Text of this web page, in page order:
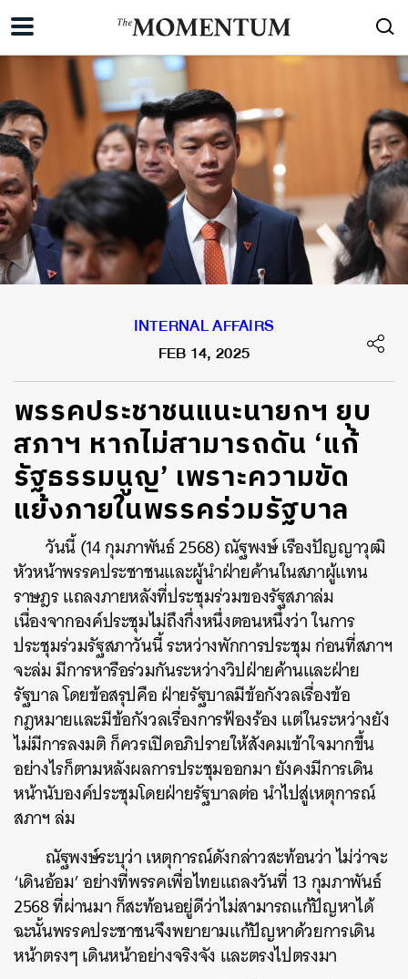
INTERNAL AFFAIRS
FEB 14, 2025
พรรคประชาชนแนะนายกฯ ยุบ
สภาฯ หากไม่สามารถดัน ‘แก้
รัฐธรรมนูญ’ เพราะความขัด
แย้งภายในพรรคร่วมรัฐบาล
วันนี้ (14 กุมภาพันธ์ 2568) ณัฐพงษ์ เรืองปัญญาวุฒิ
หัวหน้าพรรคประชาชนและผู้นำฝ่ายค้านในสภาผู้แทน
ราษฎร แถลงภายหลังที่ประชุมร่วมของรัฐสภาล่ม
เนื่องจากองค์ประชุมไม่ถึงกึ่งหนึ่งตอนหนึ่งว่า ในการ
ประชุมร่วมรัฐสภาวันนี้ ระหว่างพักการประชุม ก่อนที่สภาฯ
จะล่ม มีการหารือร่วมกันระหว่างวิปฝ่ายค้านและฝ่าย
รัฐบาล โดยข้อสรุปคือ ฝ่ายรัฐบาลมีข้อกังวลเรื่องข้อ
กฎหมายและมีข้อกังวลเรื่องการฟ้องร้อง แต่ในระหว่างยัง
ไม่มีการลงมติ ก็ควรเปิดอภิปรายให้สังคมเข้าใจมากขึ้น
อย่างไรก็ตามหลังผลการประชุมออกมา ยังคงมีการเดิน
หน้านับองค์ประชุมโดยฝ่ายรัฐบาลต่อ นำไปสู่เหตุการณ์
สภาฯ ล่ม
ณัฐพงษ์ระบุว่า เหตุการณ์ดังกล่าวสะท้อนว่า ไม่ว่าจะ
‘เดินอ้อม’ อย่างที่พรรคเพื่อไทยแถลงวันที่ 13 กุมภาพันธ์
2568 ที่ผ่านมา ก็สะท้อนอยู่ดีว่าไม่สามารถแก้ปัญหาได้
ฉะนั้นพรรคประชาชนจึงพยายามแก้ปัญหาด้วยการเดิน
หน้าตรงๆ เดินหน้าอย่างจริงจัง และตรงไปตรงมา